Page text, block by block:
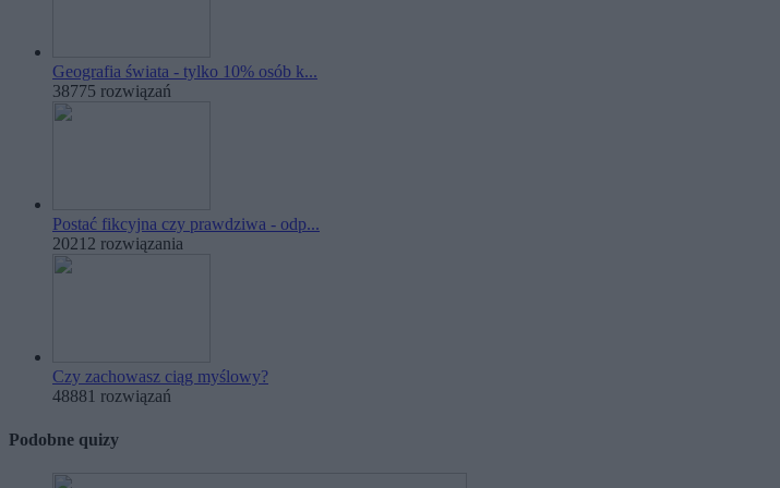
Geografia świata - tylko 10% osób k...
38775 rozwiązań
Postać fikcyjna czy prawdziwa - odp...
20212 rozwiązania
Czy zachowasz ciąg myślowy?
48881 rozwiązań
Podobne quizy